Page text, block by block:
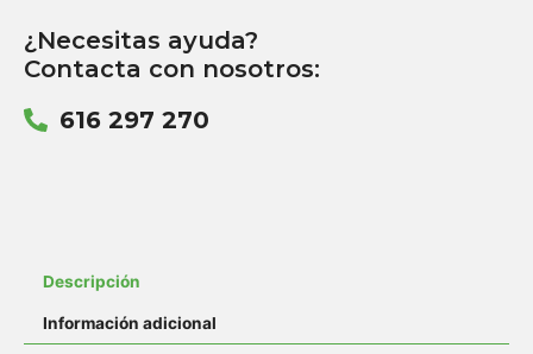
¿Necesitas ayuda?
Contacta con nosotros:
616 297 270
Descripción
Información adicional